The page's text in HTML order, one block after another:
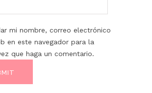
mi nombre, correo electrónico
en este navegador para la
que haga un comentario.